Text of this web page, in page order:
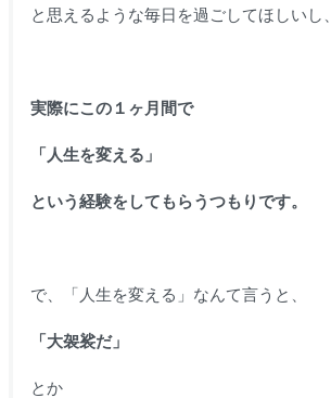
と思えるような毎日を過ごしてほしいし、
実際にこの１ヶ月間で
「人生を変える」
という経験をしてもらうつもりです。
で、「人生を変える」なんて言うと、
「大袈裟だ」
とか